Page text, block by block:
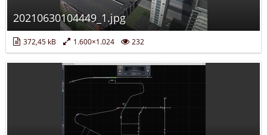
20210630104449_1.jpg
372,45 kB 1.600×1.024 232